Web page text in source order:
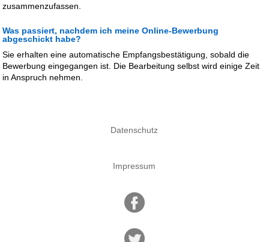
zusammenzufassen.
Was passiert, nachdem ich meine Online-Bewerbung
abgeschickt habe?
Sie erhalten eine automatische Empfangsbestätigung, sobald die
Bewerbung eingegangen ist. Die Bearbeitung selbst wird einige Zeit
in Anspruch nehmen.
Datenschutz
Impressum